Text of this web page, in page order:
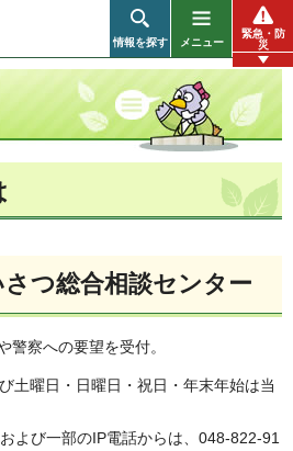
情報を探す メニュー
緊急・防
災
つ総合相談センター
警察への要望を受付。
土曜日・日曜日・祝日・年末年始は当
よび一部のIP電話からは、048-822-91